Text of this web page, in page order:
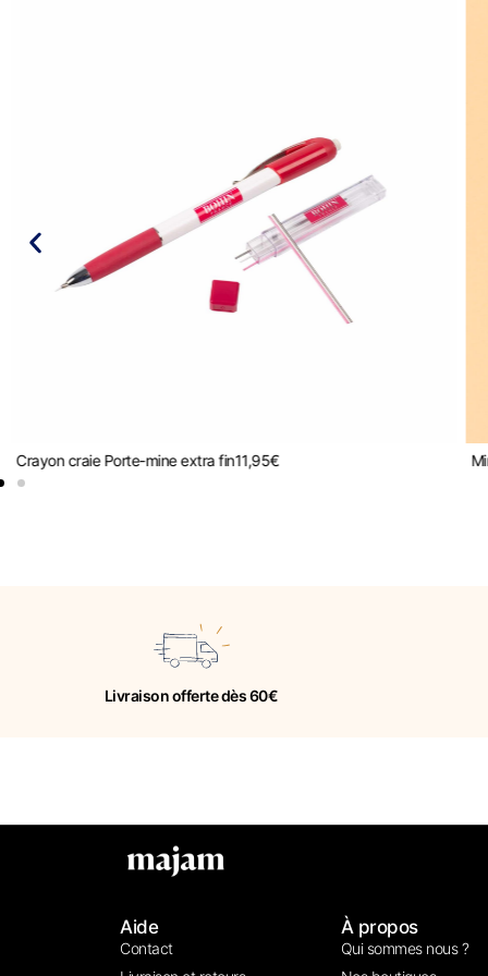
Crayon craie Porte-mine extra fin11,95€
Livraison offerte dès 60€
Aide
Contact
À propos
Qui sommes nous ?